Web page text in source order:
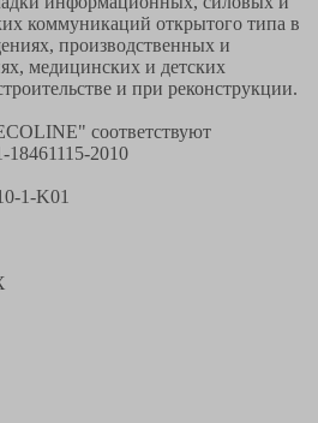
коммуникаций открытого типа в
производственных и
медицинских и детских
и при реконструкции.
соответствуют
2010
1-K01